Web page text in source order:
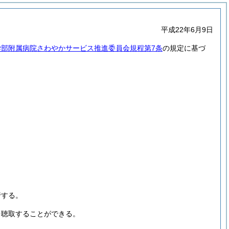
平成22年6月9日
附属病院さわやかサービス推進委員会規程第7条の規定に基づ
る。
取することができる。